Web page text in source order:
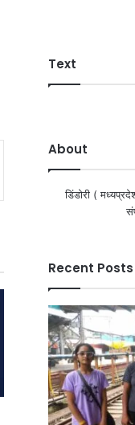
Text
About
डिंडोरी (
Recent Posts